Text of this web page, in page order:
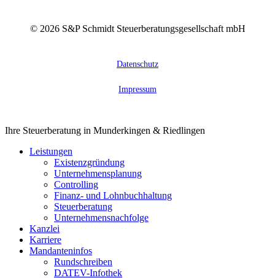
© 2026S&P Schmidt Steuerberatungsgesellschaft mbH
Datenschutz
Impressum
Close
Ihre Steuerberatung in Munderkingen & Riedlingen
Leistungen
Existenzgründung
Unternehmensplanung
Controlling
Finanz- und Lohnbuchhaltung
Steuerberatung
Unternehmensnachfolge
Kanzlei
Karriere
Mandanteninfos
Rundschreiben
DATEV-Infothek